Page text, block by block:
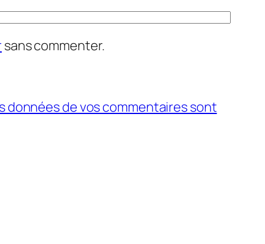
sans commenter.
données de vos commentaires sont